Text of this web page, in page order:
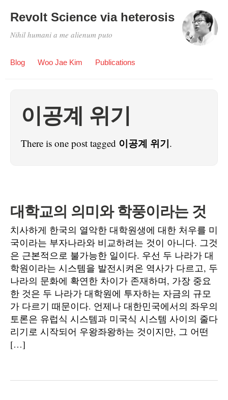
Revolt Science via heterosis
Nihil humani a me alienum puto
Blog Woo Jae Kim Publications
이공계 위기
There is one post tagged 이공계 위기.
대학교의 의미와 학풍이라는 것
치사하게 한국의 열악한 대학원생에 대한 처우를 미
국이라는 부자나라와 비교하려는 것이 아니다. 그것
은 근본적으로 불가능한 일이다. 우선 두 나라가 대
학원이라는 시스템을 발전시켜온 역사가 다르고, 두
나라의 문화에 확연한 차이가 존재하며, 가장 중요
한 것은 두 나라가 대학원에 투자하는 자금의 규모
가 다르기 때문이다. 언제나 대한민국에서의 좌우의
토론은 유럽식 시스템과 미국식 시스템 사이의 줄다
리기로 시작되어 우왕좌왕하는 것이지만, 그 어떤
[…]